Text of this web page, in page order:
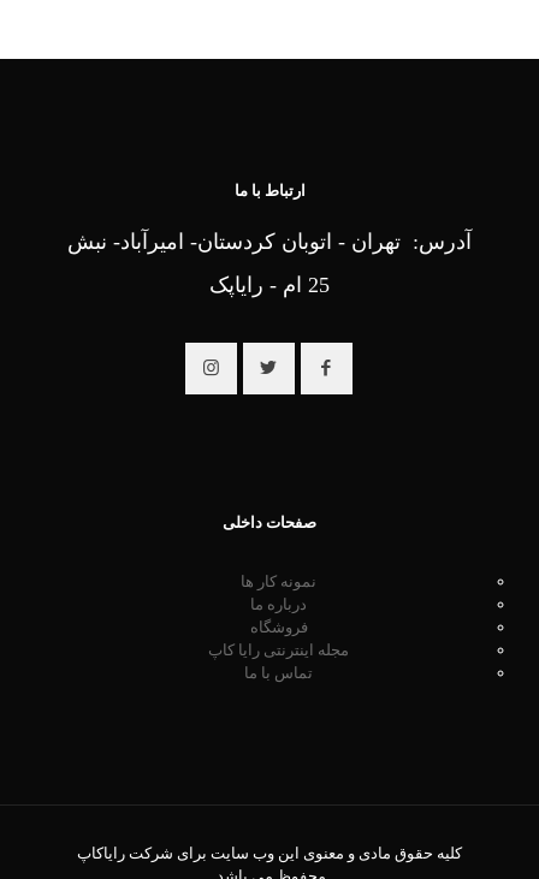
ارتباط با ما
آدرس: تهران - اتوبان کردستان- امیرآباد- نبش
25 ام - رایاپک
صفحات داخلی
نمونه کار ها
درباره ما
فروشگاه
مجله اینترنتی رایا کاپ
تماس با ما
کلیه حقوق مادی و معنوی این وب سایت برای شرکت رایاکاپ